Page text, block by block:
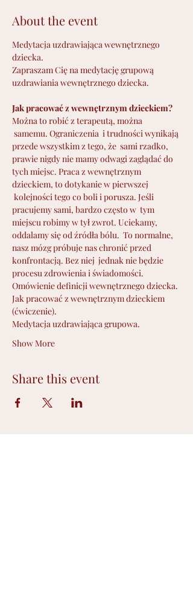
About the event
Medytacja uzdrawiająca wewnętrznego
dziecka.
Zapraszam Cię na medytację grupową
Jak pracować z wewnętrznym dzieckiem?
Można to robić z terapeutą, można
samemu. Ograniczenia  i trudności wynikają
przede wszystkim z tego, że  sami rzadko,
prawie nigdy nie mamy odwagi zaglądać do
tych miejsc. Praca z wewnętrznym
dzieckiem, to dotykanie w pierwszej
kolejności tego co boli i porusza. Jeśli
pracujemy sami, bardzo często w  tym
miejscu robimy w tył zwrot. Uciekamy,
oddalamy się od źródła bólu.  To normalne,
nasz mózg próbuje nas chronić przed
konfrontacją. Bez niej  jednak nie będzie
procesu zdrowienia i świadomości.
Omówienie definicji wewnętrznego dziecka.
Jak pracować z wewnętrznym dzieckiem
(ćwiczenie).
Medytacja uzdrawiająca grupowa.
Show More
Share this event